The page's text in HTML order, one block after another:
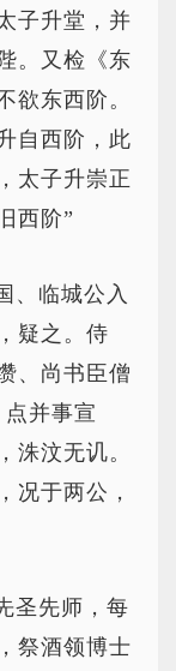
子升堂，并
。又检《东
欲东西阶。
自西阶，此
太子升崇正
西阶”
、临城公入
疑之。侍
、尚书臣僧
并事宣
洙汶无讥。
况于两公，
圣先师，每
祭酒领博士